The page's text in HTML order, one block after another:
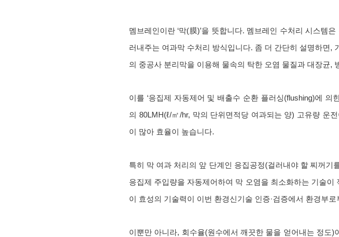
멤브레인이란 ‘막(膜)’을 뜻합니다. 멤브레인 수처리 시스템
러내주는 여과막 수처리 방식입니다. 좀 더 간단히 설명하면,
의 중공사 분리막을 이용해 물속의 탁한 오염 물질과 대장균,
이를 ‘응집제 자동제어 및 배출수 순환 플러싱(flushing)에
의 80LMH(ℓ/㎡/hr, 막의 단위면적당 여과되는 양) 고유량 운
이 많아 효율이 높습니다.
특히 막 여과 처리의 앞 단계인 응집공정(걸러내야 할 찌꺼
응집제 주입량을 자동제어하여 막 오염을 최소화하는 기술
이 효성의 기술력이 이번 환경신기술 인증·검증에서 환경부
이뿐만 아니라, 회수율(원수에서 깨끗한 물을 얻어내는 정도